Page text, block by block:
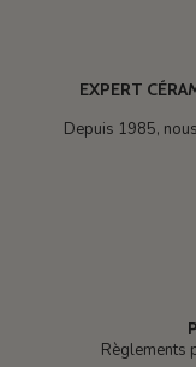
EXPERT
Depuis 1985,
Règlements